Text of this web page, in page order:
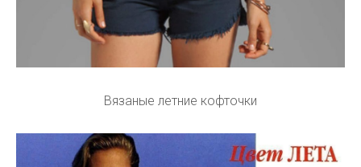
Вязаные летние кофточки